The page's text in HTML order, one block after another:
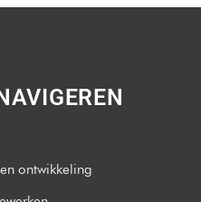
ontwikkeling